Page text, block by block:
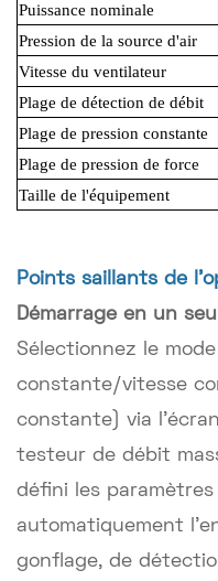
Puissance nominale
Pression de la source d'air
Vitesse du ventilateur
Plage de détection de débit
Plage de pression constante
Plage de pression de force
Taille de l'équipement
Points saillants de
Démarrage en un
Sélectionnez le
constante/vitesse
constante) via
testeur de débit
défini les
automatiquement
gonflage, de